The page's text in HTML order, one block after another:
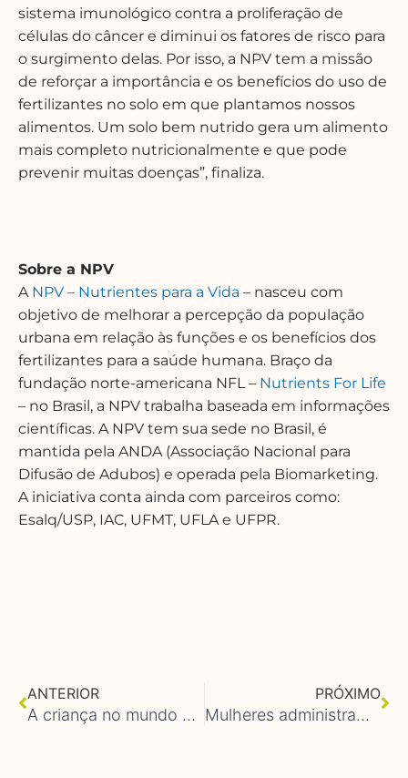
sistema imunológico contra a proliferação de
células do câncer e diminui os fatores de risco para
o surgimento delas. Por isso, a NPV tem a missão
de reforçar a importância e os benefícios do uso de
fertilizantes no solo em que plantamos nossos
alimentos. Um solo bem nutrido gera um alimento
mais completo nutricionalmente e que pode
prevenir muitas doenças”, finaliza.
Sobre a NPV
A NPV – Nutrientes para a Vida – nasceu com
objetivo de melhorar a percepção da população
urbana em relação às funções e os benefícios dos
fertilizantes para a saúde humana. Braço da
fundação norte-americana NFL – Nutrients For Life
– no Brasil, a NPV trabalha baseada em informações
científicas. A NPV tem sua sede no Brasil, é
mantida pela ANDA (Associação Nacional para
Difusão de Adubos) e operada pela Biomarketing.
A iniciativa conta ainda com parceiros como:
Esalq/USP, IAC, UFMT, UFLA e UFPR.
ANTERIOR
A criança no mundo oculto dos solos e plantas
PRÓXIMO
Mulheres administram 30 milhões de hectares do agronegócio brasileiro